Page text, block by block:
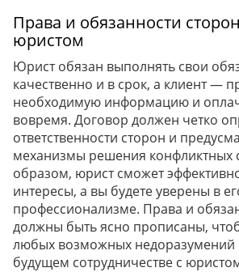
Права и обязанности
юристом
Юрист обязан выполнять свои
качественно и в срок, а клиент —
необходимую информацию и
вовремя. Договор должен четко
ответственности сторон и
механизмы решения конфликтных
образом, юрист сможет
интересы, а вы будете уверены в
профессионализме. Права и
должны быть ясно прописаны,
любых возможных недоразумений
будущем сотрудничестве с